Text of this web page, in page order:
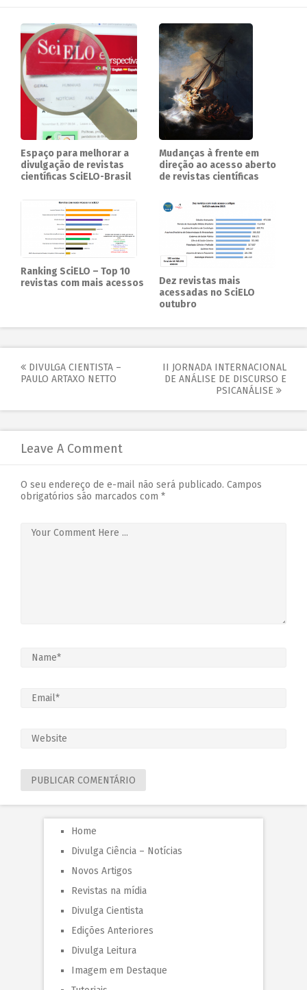
Espaço para melhorar a
divulgação de revistas
científicas SciELO-Brasil
Mudanças à frente em
direção ao acesso aberto
de revistas científicas
Ranking SciELO – Top 10
revistas com mais acessos
Dez revistas mais
acessadas no SciELO
outubro
DIVULGA CIENTISTA –
PAULO ARTAXO NETTO
II JORNADA INTERNACIONAL
DE ANÁLISE DE DISCURSO E
PSICANÁLISE
Leave A Comment
O seu endereço de e-mail não será publicado. Campos
obrigatórios são marcados com *
Home
Divulga Ciência – Notícias
Novos Artigos
Revistas na mídia
Divulga Cientista
Edições Anteriores
Divulga Leitura
Imagem em Destaque